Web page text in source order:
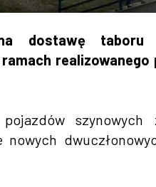
dostawę taboru
realizowanego
szynowych